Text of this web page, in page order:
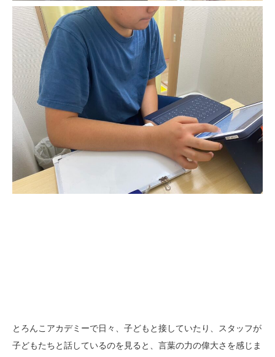
とろんこアカデミーで日々、子どもと接していたり、スタッフが
子どもたちと話しているのを見ると、言葉の力の偉大さを感じま